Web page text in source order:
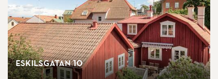
Eskilsgatan 10